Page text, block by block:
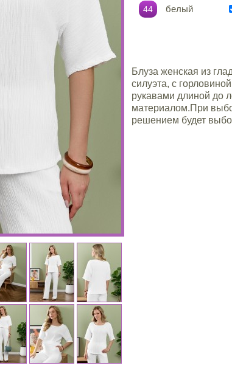
44 белый
Блуза женская из
силуэта, с
рукавами длиной до
материалом.При
решением будет